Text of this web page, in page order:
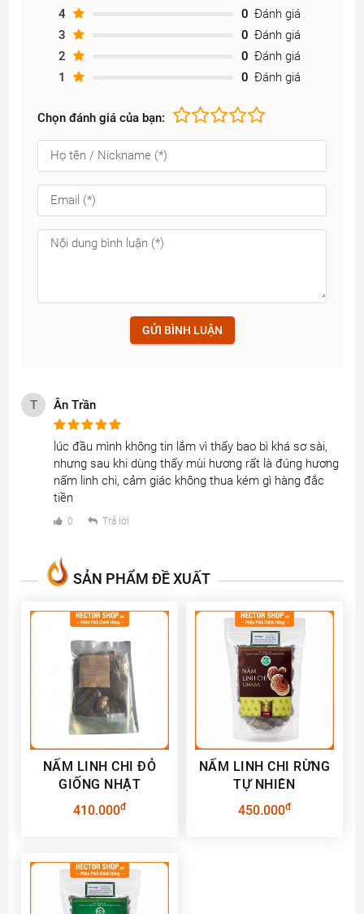
4 0 Đánh giá
3
0 Đánh giá
2
0 Đánh giá
1
0 Đánh giá
Chọn đánh giá của bạn:
GỬI BÌNH LUẬN
T Ân Trần
lúc đầu mình không tin lắm vì thấy bao bì khá sơ sài,
nhưng sau khi dùng thấy mùi hương rất là đúng hương
nấm linh chi, cảm giác không thua kém gì hàng đắc
tiền
0 Trả lời
SẢN PHẨM ĐỀ XUẤT
NẤM LINH CHI ĐỎ
GIỐNG NHẬT
410.000đ
NẤM LINH CHI RỪNG
TỰ NHIÊN
450.000đ